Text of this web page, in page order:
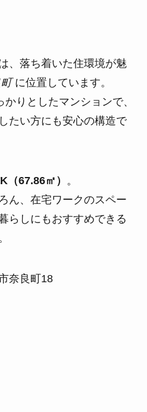
、落ち着いた住環境が魅
に位置しています。
りとしたマンションで、
たい方にも安心の構造で
（67.86㎡）
。
ん、在宅ワークのスペー
らしにもおすすめできる
奈良町18